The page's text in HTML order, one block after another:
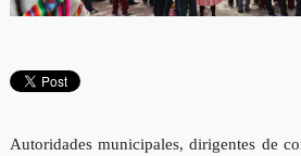
Autoridades municipales, dirigentes de